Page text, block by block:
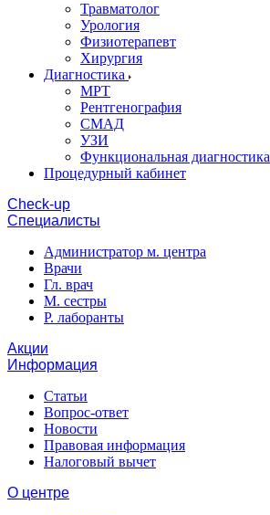
Травматолог
Урология
Физиотерапевт
Хирургия
Диагностика
МРТ
Рентгенография
СМАД
УЗИ
Функциональная диагностика
Процедурный кабинет
Cheсk-up
Специалисты
Администратор м. центра
Врачи
Гл. врач
М. сестры
Р. лаборанты
Акции
Информация
Статьи
Вопрос-ответ
Новости
Правовая информация
Налоговый вычет
О центре